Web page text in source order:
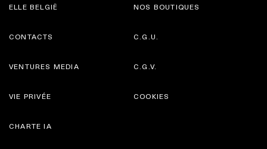
ELLE BELGIË NOS BOUTIQUES
CONTACTS
VENTURES MEDIA
C.G.U.
C.G.V.
VIE PRIVÉE
CHARTE IA
COOKIES